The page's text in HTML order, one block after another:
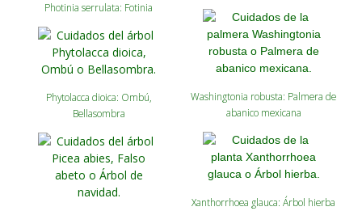
Photinia serrulata: Fotinia
Phytolacca dioica: Ombú,
Bellasombra
Washingtonia robusta: Palmera de
abanico mexicana
Xanthorrhoea glauca: Árbol hierba